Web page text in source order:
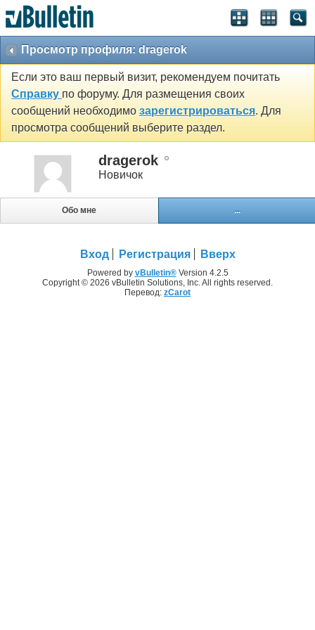
Просмотр профиля: dragerok
Если это ваш первый визит, рекомендуем почитать
Справку по форуму. Для размещения своих
сообщений необходимо зарегистрироваться. Для
просмотра сообщений выберите раздел.
dragerok
Новичок
Обо мне ...
Вход Регистрация Вверх
Powered by vBulletin®Version 4.2.5
Copyright © 2026 vBulletin Solutions, Inc. All rights reserved.
Перевод: zCarot